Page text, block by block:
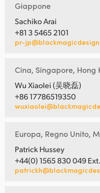
Giappone
Sachiko Arai
+81 3 5465 2101
pr-
Cina, Singapore, Hong
Wu Xiaolei (吴晓磊)
+86 17786519350
Europa, Regno Unito,
Patrick Hussey
+44(0) 1565 830 049